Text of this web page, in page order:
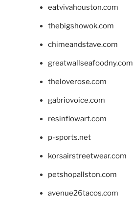
eatvivahouston.com
thebigshowok.com
chimeandstave.com
greatwallseafoodny.com
theloverose.com
gabriovoice.com
resinflowart.com
p-sports.net
korsairstreetwear.com
petshopallston.com
avenue26tacos.com